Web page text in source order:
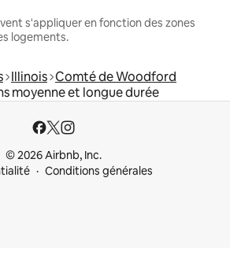
s'appliquer en fonction des zones
logements.
Illinois Comté de Woodford
moyenne et longue durée
© 2026 Airbnb, Inc.
Conditions générales